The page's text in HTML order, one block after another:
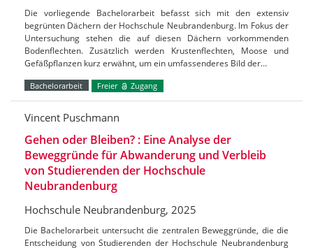
Die vorliegende Bachelorarbeit befasst sich mit den extensiv
begrünten Dächern der Hochschule Neubrandenburg. Im Fokus der
Untersuchung stehen die auf diesen Dächern vorkommenden
Bodenflechten. Zusätzlich werden Krustenflechten, Moose und
Gefäßpflanzen kurz erwähnt, um ein umfassenderes Bild der…
Bachelorarbeit Freier Zugang
Vincent Puschmann
Gehen oder Bleiben? : Eine Analyse der
Beweggründe für Abwanderung und Verbleib
von Studierenden der Hochschule
Neubrandenburg
Hochschule Neubrandenburg, 2025
Die Bachelorarbeit untersucht die zentralen Beweggründe, die die
Entscheidung von Studierenden der Hochschule Neubrandenburg